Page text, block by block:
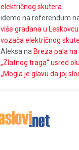
električnog skutera
idemo na referendum
više građana u
vozača električnog
Aleksa na Breza pala
„Zlatnog traga“ usred
„Mogla je glavu da joj